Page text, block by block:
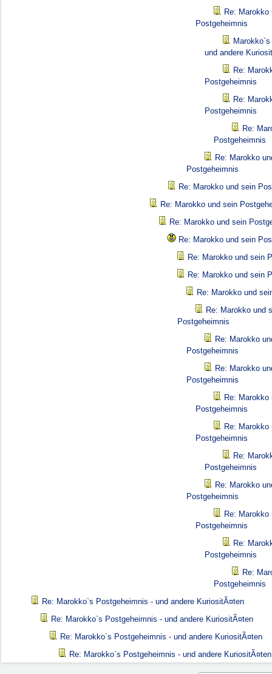
Re: Marokko
Postgeheimnis
und andere
Re:
Postgeheimnis
Re:
Postgeheimnis
Re:
Postgeheimnis
Re: Marokko
Postgeheimnis
Re: Marokko und sein
Re: Marokko und sein
Re: Marokko und sein
Re: Marokko und sein
Re: Marokko und sein
Re: Marokko und sein
Re: Marokko und
Re: Marokko und
Postgeheimnis
Re: Marokko
Postgeheimnis
Re: Marokko
Postgeheimnis
Re: Marokko
Postgeheimnis
Re: Marokko
Postgeheimnis
Re:
Postgeheimnis
Re: Marokko
Postgeheimnis
Re: Marokko
Postgeheimnis
Re:
Postgeheimnis
Re:
Postgeheimnis
Re: Marokko`s Postgeheimnis - und andere KuriositÃ¤ten
Re: Marokko`s Postgeheimnis - und andere KuriositÃ¤ten
Re: Marokko`s Postgeheimnis - und andere KuriositÃ¤ten
Re: Marokko`s Postgeheimnis - und andere KuriositÃ¤ten